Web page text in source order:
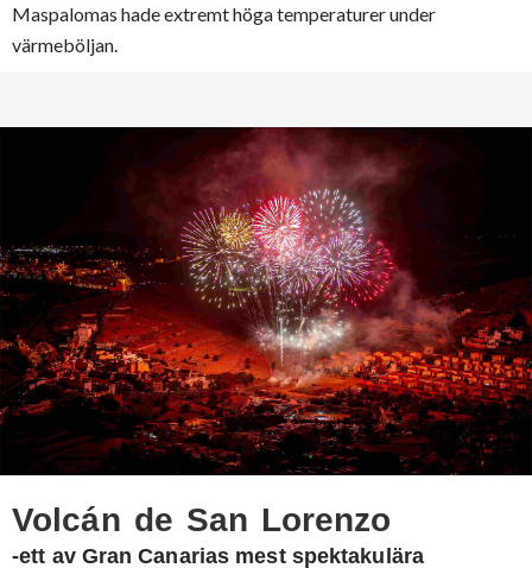
Maspalomas hade extremt höga temperaturer under
värmeböljan.
Volcán de San Lorenzo
-ett av Gran Canarias mest spektakulära